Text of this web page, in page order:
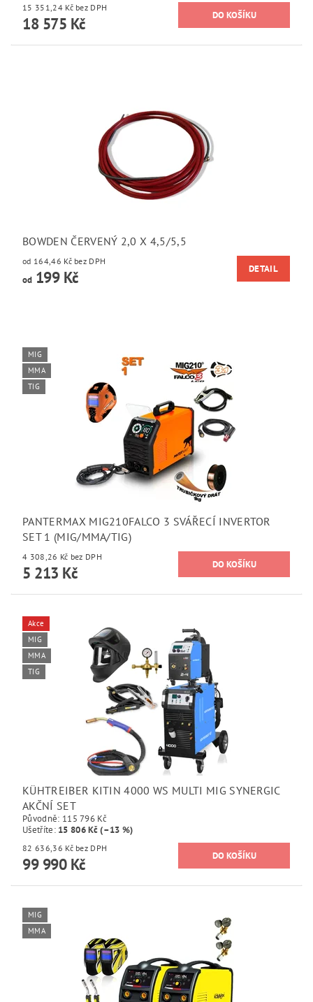
15 351,24 Kč bez DPH
18 575 Kč
BOWDEN ČERVENÝ 2,0 X 4,5/5,5
od 164,46 Kč bez DPH
od199 Kč DETAIL
MIG
MMA
TIG
PANTERMAX MIG210FALCO 3 SVÁŘECÍ INVERTOR
SET 1 (MIG/MMA/TIG)
4 308,26 Kč bez DPH
5 213 Kč
Akce
MIG
MMA
TIG
KÜHTREIBER KITIN 4000 WS MULTI MIG SYNERGIC
AKČNÍ SET
Původně: 115 796 Kč
Ušetříte: 15 806 Kč (–13 %)
82 636,36 Kč bez DPH
99 990 Kč
MIG
MMA